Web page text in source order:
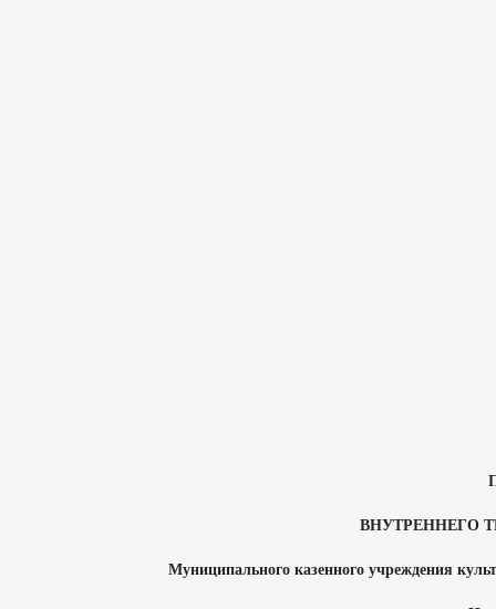
ВНУТРЕННЕГО
Муниципального казенного учреждения